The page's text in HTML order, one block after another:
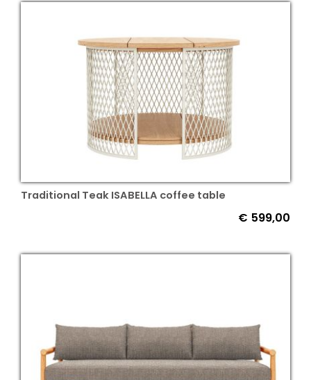
Traditional Teak ISABELLA coffee table
€ 599,00